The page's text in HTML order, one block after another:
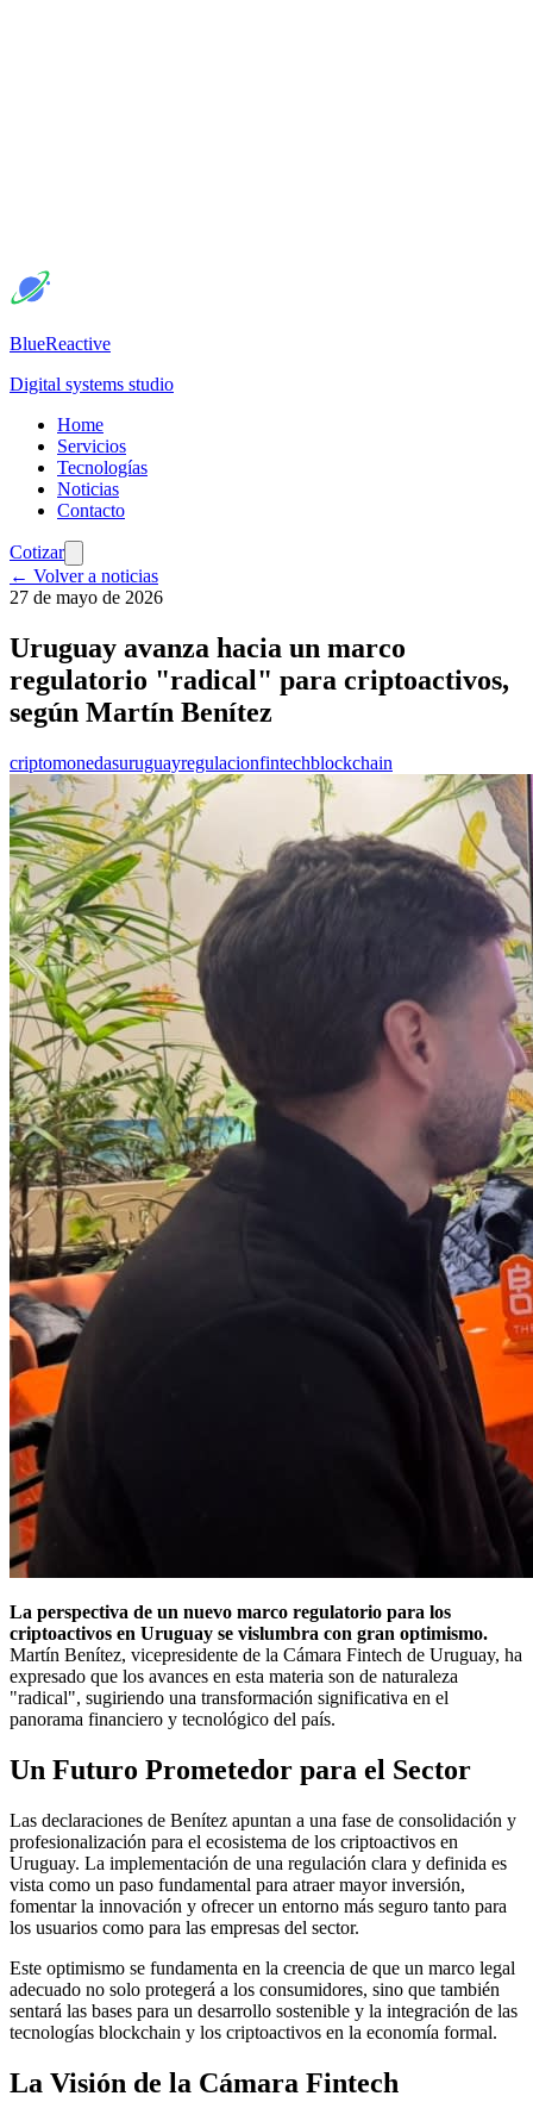
BlueReactive
Digital systems studio
Home
Servicios
Tecnologías
Noticias
Contacto
Cotizar
← Volver a noticias
27 de mayo de 2026
Uruguay avanza hacia un marco
regulatorio "radical" para criptoactivos,
según Martín Benítez
criptomonedasuruguayregulacionfintechblockchain
La perspectiva de un nuevo marco regulatorio para los
criptoactivos en Uruguay se vislumbra con gran optimismo.
Martín Benítez, vicepresidente de la Cámara Fintech de Uruguay, ha
expresado que los avances en esta materia son de naturaleza
"radical", sugiriendo una transformación significativa en el
panorama financiero y tecnológico del país.
Un Futuro Prometedor para el Sector
Las declaraciones de Benítez apuntan a una fase de consolidación y
profesionalización para el ecosistema de los criptoactivos en
Uruguay. La implementación de una regulación clara y definida es
vista como un paso fundamental para atraer mayor inversión,
fomentar la innovación y ofrecer un entorno más seguro tanto para
los usuarios como para las empresas del sector.
Este optimismo se fundamenta en la creencia de que un marco legal
adecuado no solo protegerá a los consumidores, sino que también
sentará las bases para un desarrollo sostenible y la integración de las
tecnologías blockchain y los criptoactivos en la economía formal.
La Visión de la Cámara Fintech